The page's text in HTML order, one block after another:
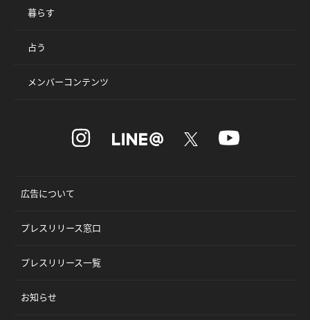
暮らす
占う
メンバーコンテンツ
広告について
プレスリリース窓口
プレスリリース一覧
お知らせ